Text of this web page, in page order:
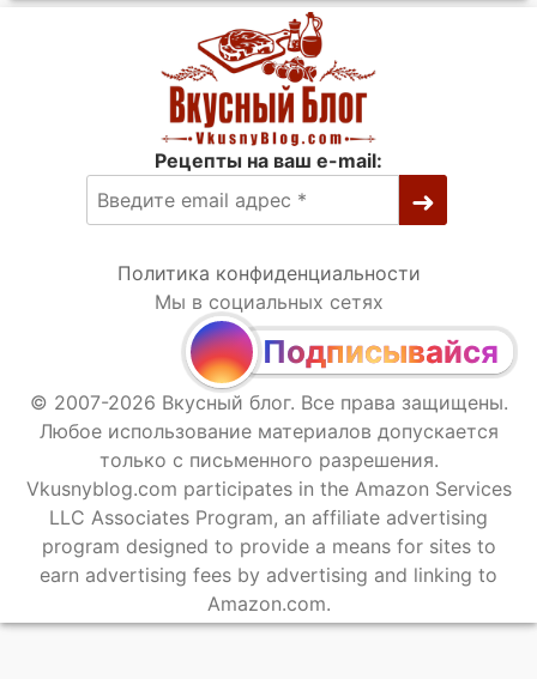
Рецепты на ваш e-mail:
Политика конфиденциальности
Мы в социальных сетях
Подписывайся
© 2007-2026 Вкусный блог. Все права защищены.
Любое использование материалов допускается
только с письменного разрешения.
Vkusnyblog.com participates in the Amazon Services
LLC Associates Program, an affiliate advertising
program designed to provide a means for sites to
earn advertising fees by advertising and linking to
Amazon.com.